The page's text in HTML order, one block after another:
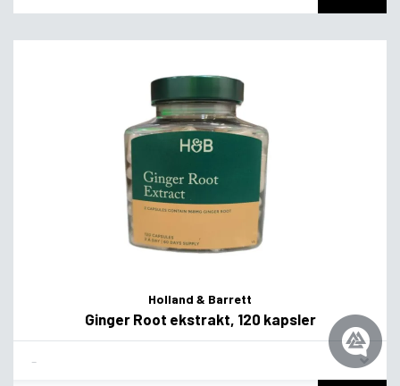
Holland & Barrett
Ginger Root ekstrakt, 120 kapsler